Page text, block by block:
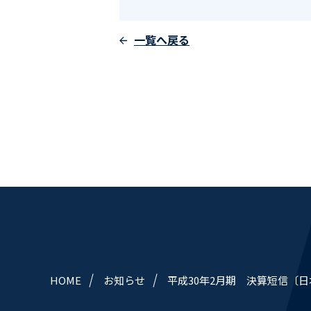
一覧へ戻る
HOME お知らせ 平成30年2月期 決算短信〔日